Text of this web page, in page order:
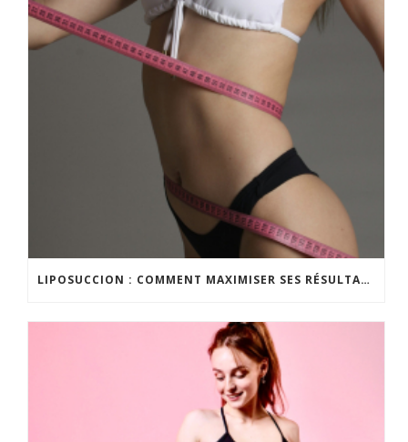
LIPOSUCCION : COMMENT MAXIMISER SES RÉSULTATS ?